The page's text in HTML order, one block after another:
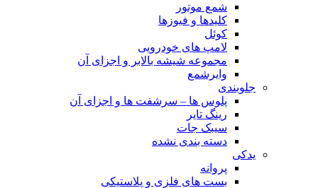
شمع موتور
کلیدها و فیوزها
کوئل
لامپ های خودرویی
مجموعه شیشه بالابر و اجزای آن
وایرشمع
جلوبندی
پلوس ها – سرشفت ها و اجزای آن
رینگ تایر
سیبک جات
دسته بندی نشده
یدکی
پروانه
بست های فلزی و پلاستیکی